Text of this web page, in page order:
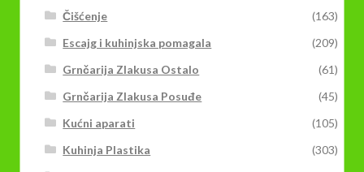
Čišćenje
(163)
Escajg i kuhinjska pomagala
(209)
Grnčarija Zlakusa Ostalo
(61)
Grnčarija Zlakusa Posuđe
(45)
Kućni aparati
(105)
Kuhinja Plastika
(303)